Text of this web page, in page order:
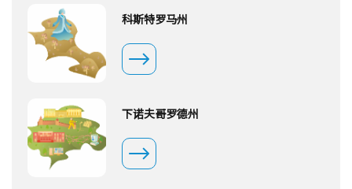
科斯特罗马州
下诺夫哥罗德州